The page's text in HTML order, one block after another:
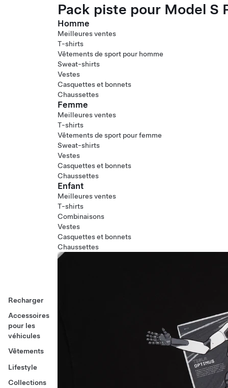
Recharger
Accessoires
pour les
véhicules
Vêtements
Lifestyle
Collections
Pack piste pour Model S
Homme
Meilleures ventes
T-shirts
Vêtements de sport pour homme
Sweat-shirts
Vestes
Casquettes et bonnets
Chaussettes
Femme
Meilleures ventes
T-shirts
Vêtements de sport pour femme
Sweat-shirts
Vestes
Casquettes et bonnets
Chaussettes
Enfant
Meilleures ventes
T-shirts
Combinaisons
Vestes
Casquettes et bonnets
Chaussettes